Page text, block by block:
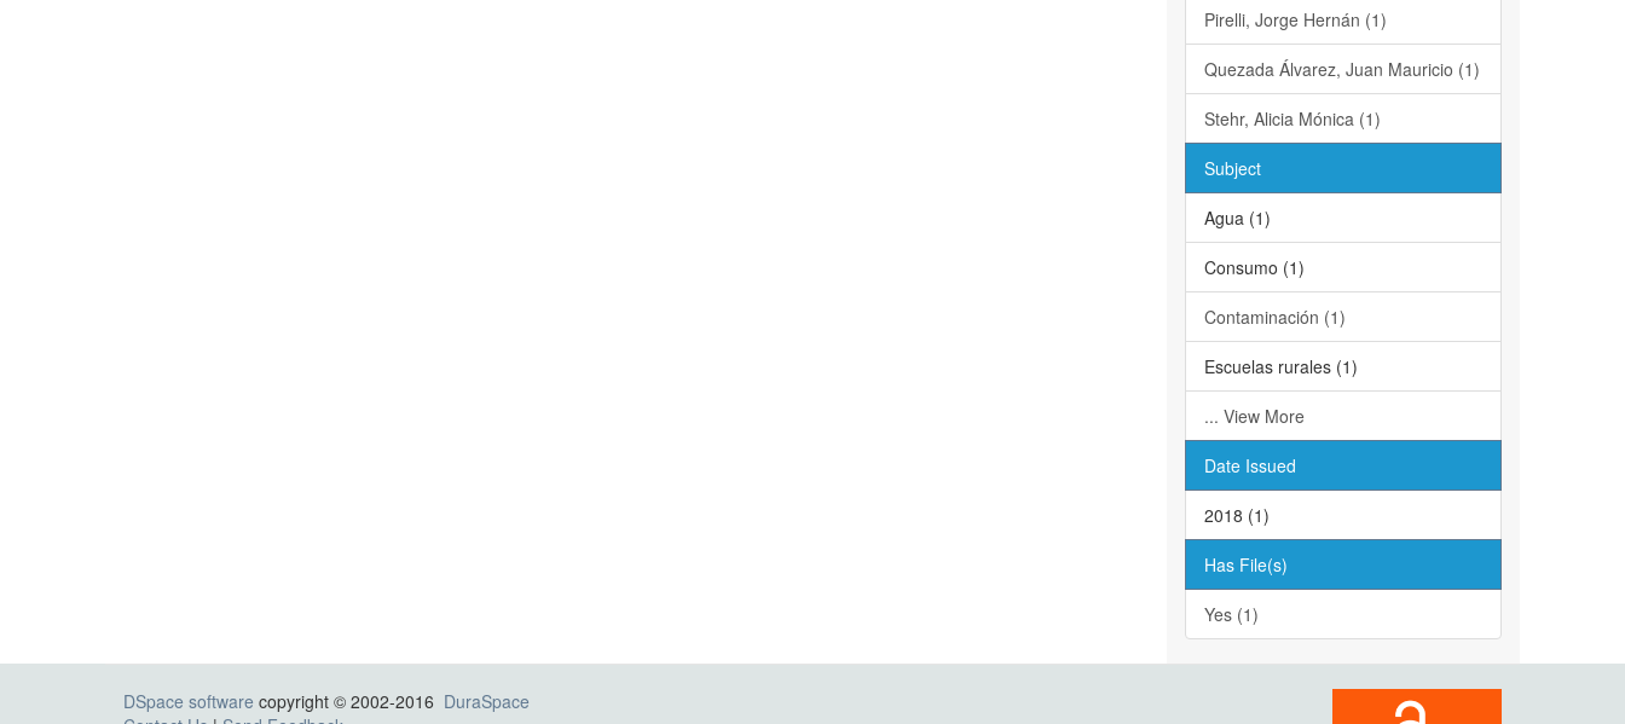
Pirelli, Jorge Hernán (1)
Quezada Álvarez, Juan Mauricio (1)
Stehr, Alicia Mónica (1)
Subject
Agua (1)
Consumo (1)
Contaminación (1)
Escuelas rurales (1)
... View More
Date Issued
2018 (1)
Has File(s)
Yes (1)
DSpace software copyright © 2002-2016 DuraSpace